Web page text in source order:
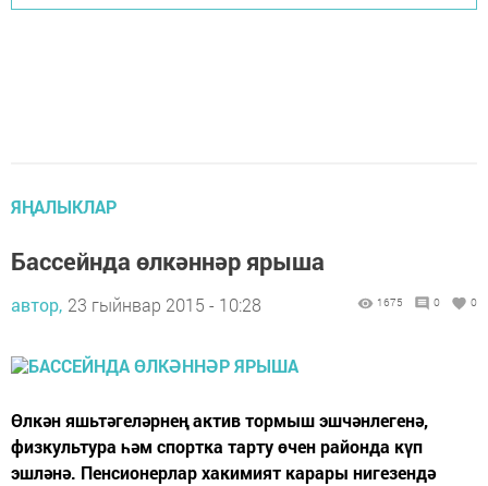
ЯҢАЛЫКЛАР
Бассейнда өлкәннәр ярыша
автор, 23 гыйнвар 2015 - 10:28 1675 0 0
Өлкән яшьтәгеләрнең актив тормыш эшчәнлегенә,
физкультура һәм спортка тарту өчен районда күп
эшләнә. Пенсионерлар хакимият карары нигезендә